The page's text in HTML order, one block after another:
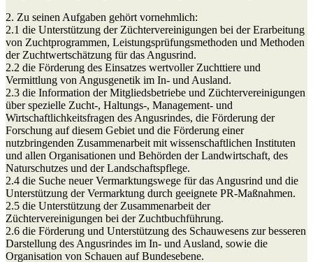
2. Zu seinen Aufgaben gehört vornehmlich:
2.1 die Unterstützung der Züchtervereinigungen bei der Erarbeitung
von Zuchtprogrammen, Leistungsprüfungsmethoden und Methoden
der Zuchtwertschätzung für das Angusrind.
2.2 die Förderung des Einsatzes wertvoller Zuchttiere und
Vermittlung von Angusgenetik im In- und Ausland.
2.3 die Information der Mitgliedsbetriebe und Züchtervereinigungen
über spezielle Zucht-, Haltungs-, Management- und
Wirtschaftlichkeitsfragen des Angusrindes, die Förderung der
Forschung auf diesem Gebiet und die Förderung einer
nutzbringenden Zusammenarbeit mit wissenschaftlichen Instituten
und allen Organisationen und Behörden der Landwirtschaft, des
Naturschutzes und der Landschaftspflege.
2.4 die Suche neuer Vermarktungswege für das Angusrind und die
Unterstützung der Vermarktung durch geeignete PR-Maßnahmen.
2.5 die Unterstützung der Zusammenarbeit der
Züchtervereinigungen bei der Zuchtbuchführung.
2.6 die Förderung und Unterstützung des Schauwesens zur besseren
Darstellung des Angusrindes im In- und Ausland, sowie die
Organisation von Schauen auf Bundesebene.